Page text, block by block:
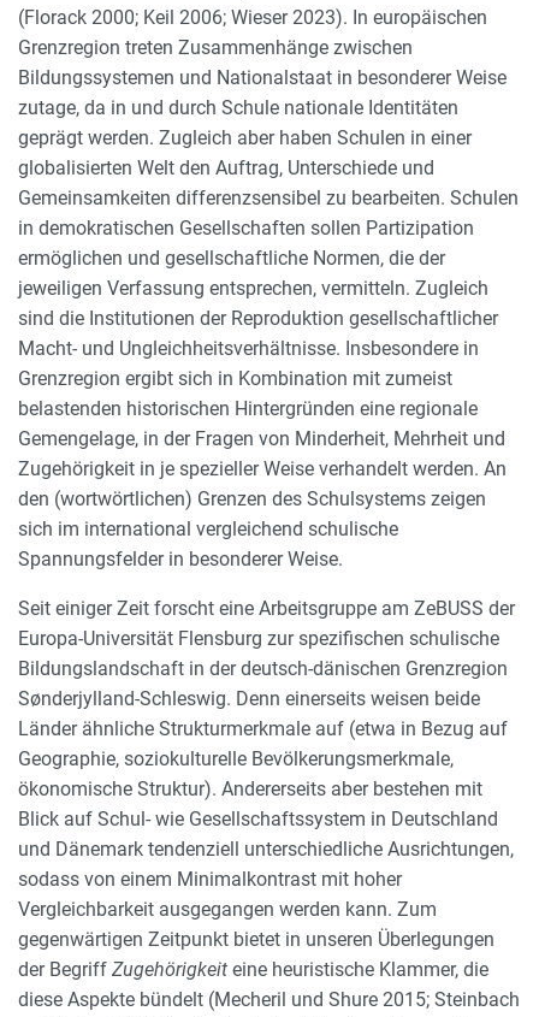
(Florack 2000; Keil 2006; Wieser 2023). In europäischen
Grenzregion treten Zusammenhänge zwischen
Bildungssystemen und Nationalstaat in besonderer Weise
zutage, da in und durch Schule nationale Identitäten
geprägt werden. Zugleich aber haben Schulen in einer
globalisierten Welt den Auftrag, Unterschiede und
Gemeinsamkeiten differenzsensibel zu bearbeiten. Schulen
in demokratischen Gesellschaften sollen Partizipation
ermöglichen und gesellschaftliche Normen, die der
jeweiligen Verfassung entsprechen, vermitteln. Zugleich
sind die Institutionen der Reproduktion gesellschaftlicher
Macht- und Ungleichheitsverhältnisse. Insbesondere in
Grenzregion ergibt sich in Kombination mit zumeist
belastenden historischen Hintergründen eine regionale
Gemengelage, in der Fragen von Minderheit, Mehrheit und
Zugehörigkeit in je spezieller Weise verhandelt werden. An
den (wortwörtlichen) Grenzen des Schulsystems zeigen
sich im international vergleichend schulische
Spannungsfelder in besonderer Weise.
Seit einiger Zeit forscht eine Arbeitsgruppe am ZeBUSS der
Europa-Universität Flensburg zur spezifischen schulische
Bildungslandschaft in der deutsch-dänischen Grenzregion
Sønderjylland-Schleswig. Denn einerseits weisen beide
Länder ähnliche Strukturmerkmale auf (etwa in Bezug auf
Geographie, soziokulturelle Bevölkerungsmerkmale,
ökonomische Struktur). Andererseits aber bestehen mit
Blick auf Schul- wie Gesellschaftssystem in Deutschland
und Dänemark tendenziell unterschiedliche Ausrichtungen,
sodass von einem Minimalkontrast mit hoher
Vergleichbarkeit ausgegangen werden kann. Zum
gegenwärtigen Zeitpunkt bietet in unseren Überlegungen
der Begriff Zugehörigkeit eine heuristische Klammer, die
diese Aspekte bündelt (Mecheril und Shure 2015; Steinbach